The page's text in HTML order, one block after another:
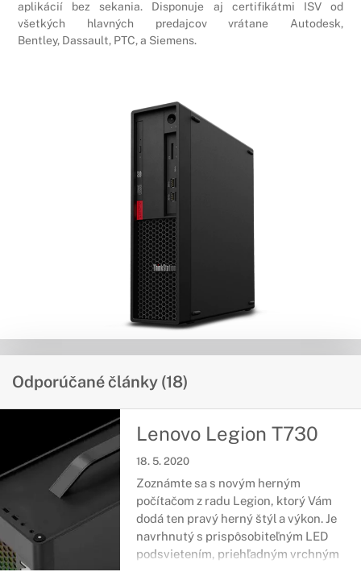
aplikácií bez sekania. Disponuje aj certifikátmi ISV od
všetkých hlavných predajcov vrátane Autodesk,
Bentley, Dassault, PTC, a Siemens.
Odporúčané články (18)
Lenovo Legion T730
18. 5. 2020
Zoznámte sa s novým herným
počítačom z radu Legion, ktorý Vám
dodá ten pravý herný štýl a výkon. Je
navrhnutý s prispôsobiteľným LED
podsvietením, priehľadným vrchným